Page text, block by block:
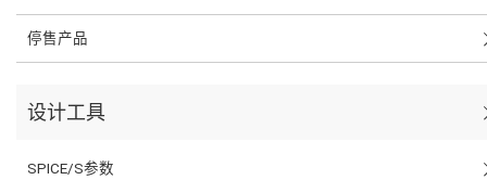
停售产品
设计工具
SPICE/S参数